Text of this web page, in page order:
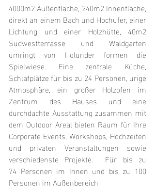
4000m2 Außenfläche, 240m2 Innenfläche,
direkt an einem Bach und Hochufer, einer
Lichtung und einer Holzhütte, 40m2
Südwestterrasse und Waldgarten
umringt von Holunder formen die
Spielwiese. Eine zentrale Küche,
Schlafplätze für bis zu 24 Personen, urige
Atmosphäre, ein großer Holzofen im
Zentrum des Hauses und eine
durchdachte Ausstattung zusammen mit
dem Outdoor Areal bieten Raum für Ihre
Corporate Events, Workshops, Hochzeiten
und privaten Veranstaltungen sowie
verschiedenste Projekte.  Für bis zu
74 Personen im Innen und bis zu 100
Personen im Außenbereich.